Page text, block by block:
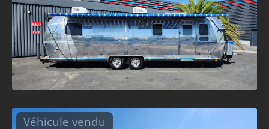
Véhicule vendu